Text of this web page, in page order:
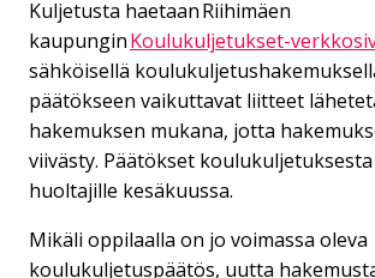
Kuljetusta haetaan Riihimäen
kaupunginKoulukuljetukset-
sähköisellä
päätökseen vaikuttavat liitteet
hakemuksen mukana, jotta
viivästy. Päätökset
huoltajille kesäkuussa.
Mikäli oppilaalla on jo voimassa oleva
koulukuljetuspäätös, uutta